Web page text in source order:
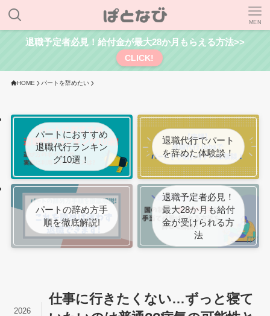
MEN
退職予定者必見！給付金が最大28か月もらえる方法>>
CLICK!
HOME パートを辞めたい
パートにおすすめ
退職代行ランキン
グ10選！
退職代行でパート
を辞めた体験談！
パートの辞め方手
順を徹底解説!
退職予定者必見！
最大28か月も給付
金が受けられる方
法
仕事に行きたくない…ずっと寝て
2026